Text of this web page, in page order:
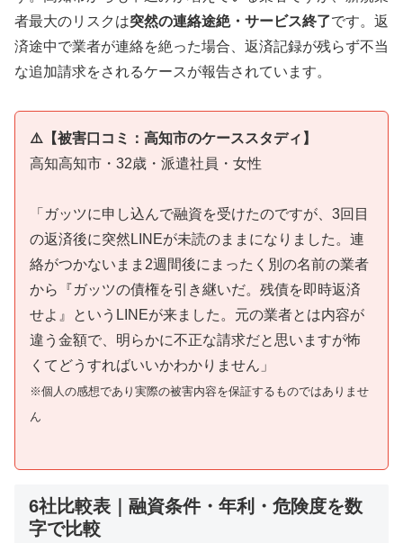
者最大のリスクは突然の連絡途絶・サービス終了です。返
済途中で業者が連絡を絶った場合、返済記録が残らず不当
な追加請求をされるケースが報告されています。
⚠️【被害口コミ：高知市のケーススタディ】
高知高知市・32歳・派遣社員・女性
「ガッツに申し込んで融資を受けたのですが、3回目
の返済後に突然LINEが未読のままになりました。連
絡がつかないまま2週間後にまったく別の名前の業者
から『ガッツの債権を引き継いだ。残債を即時返済
せよ』というLINEが来ました。元の業者とは内容が
違う金額で、明らかに不正な請求だと思いますが怖
くてどうすればいいかわかりません」
※個人の感想であり実際の被害内容を保証するものではありませ
ん
6社比較表｜融資条件・年利・危険度を数
字で比較